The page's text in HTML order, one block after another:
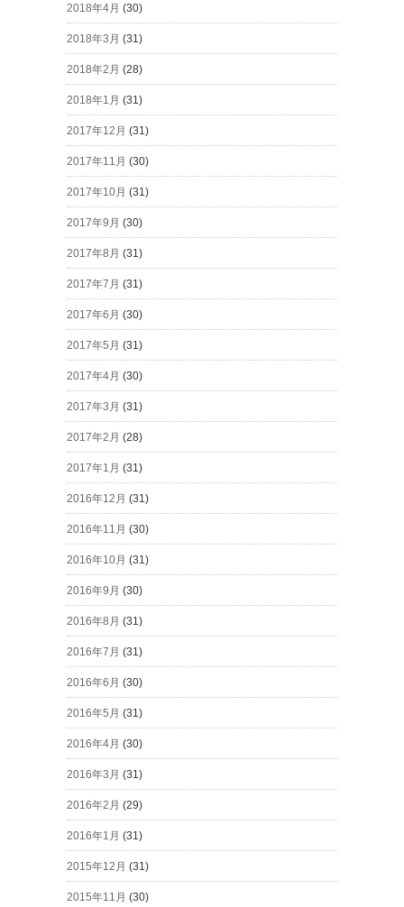
2018年4月 (30)
2018年3月 (31)
2018年2月 (28)
2018年1月 (31)
2017年12月 (31)
2017年11月 (30)
2017年10月 (31)
2017年9月 (30)
2017年8月 (31)
2017年7月 (31)
2017年6月 (30)
2017年5月 (31)
2017年4月 (30)
2017年3月 (31)
2017年2月 (28)
2017年1月 (31)
2016年12月 (31)
2016年11月 (30)
2016年10月 (31)
2016年9月 (30)
2016年8月 (31)
2016年7月 (31)
2016年6月 (30)
2016年5月 (31)
2016年4月 (30)
2016年3月 (31)
2016年2月 (29)
2016年1月 (31)
2015年12月 (31)
2015年11月 (30)